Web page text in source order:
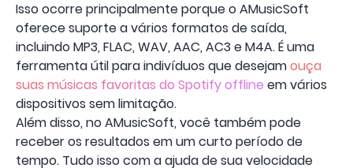
Isso ocorre principalmente porque o AMusicSoft
oferece suporte a vários formatos de saída,
incluindo MP3, FLAC, WAV, AAC, AC3 e M4A. É uma
ferramenta útil para indivíduos que desejamouça
suas músicas favoritas do Spotify offline em vários
dispositivos sem limitação.
Além disso, no AMusicSoft, você também pode
receber os resultados em um curto período de
tempo. Tudo isso com a ajuda de sua velocidade